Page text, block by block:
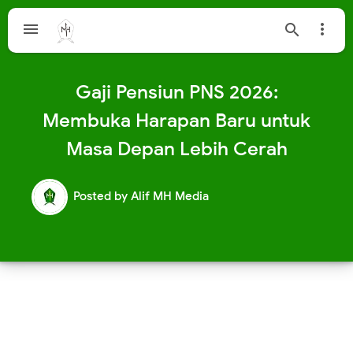
  
Gaji Pensiun PNS 2026:
Membuka Harapan Baru untuk
Masa Depan Lebih Cerah
Posted by Alif MH Media